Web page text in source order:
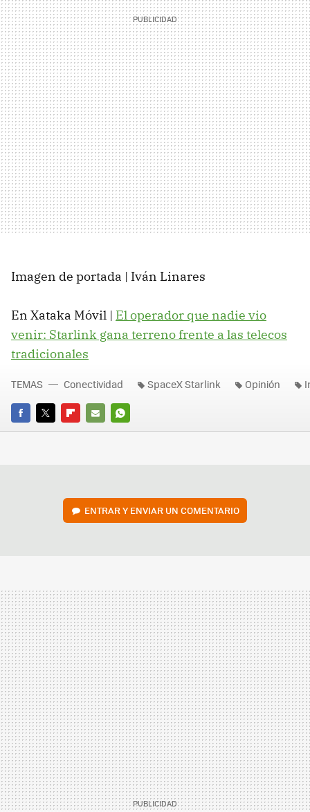
Imagen de portada | Iván Linares
En Xataka Móvil | El operador que nadie vio
venir: Starlink gana terreno frente a las telecos
tradicionales
FACEBOOK
TWITTERFLIPBOARD
E-
WHATSAPP
TEMAS Conectividad SpaceX Starlink Opinión
ENTRAR Y ENVIAR UN COMENTARIO